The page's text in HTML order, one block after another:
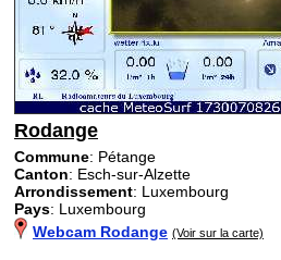
Rodange
Commune: Pétange
Canton: Esch-sur-Alzette
Arrondissement: Luxembourg
Pays: Luxembourg
Webcam Rodange (Voir sur la carte)